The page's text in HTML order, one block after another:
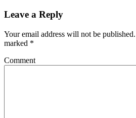
Leave a Reply
Your email address will not be published.
marked *
Comment